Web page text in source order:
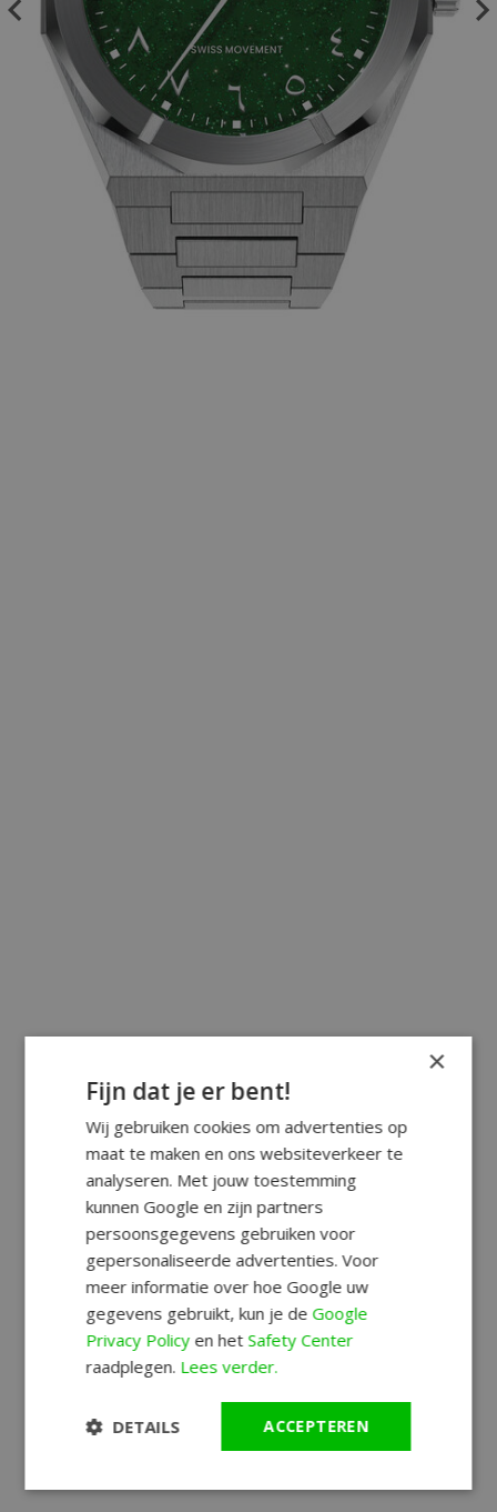
×
Fijn dat je er bent!
Wij gebruiken cookies om advertenties op
maat te maken en ons websiteverkeer te
analyseren. Met jouw toestemming
kunnen Google en zijn partners
persoonsgegevens gebruiken voor
gepersonaliseerde advertenties. Voor
meer informatie over hoe Google uw
gegevens gebruikt, kun je deGoogle
Privacy Policyen hetSafety Center
raadplegen. Lees verder.
ACCEPTEREN
DETAILS